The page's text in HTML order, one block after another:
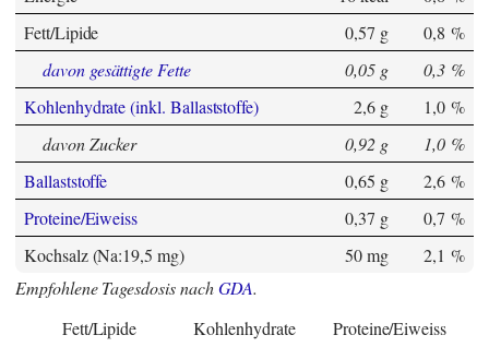
Fett/Lipide
0,57 g
0,8 %
davon gesättigte Fette
0,05 g
0,3 %
Kohlenhydrate (inkl. Ballaststoffe)
2,6 g
1,0 %
davon Zucker
0,92 g
1,0 %
Ballaststoffe
0,65 g
2,6 %
Proteine/Eiweiss
0,37 g
0,7 %
Kochsalz (Na:19,5 mg)
50 mg
2,1 %
Empfohlene Tagesdosis nachGDA.
Fett/Lipide
Kohlenhydrate Proteine/Eiweiss